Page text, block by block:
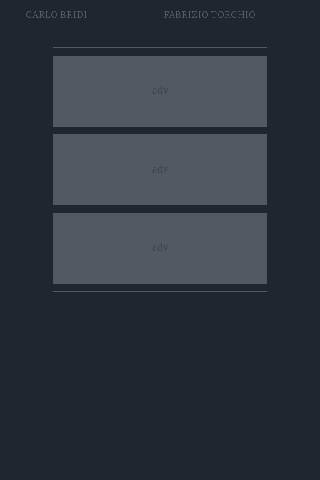
CARLO BRIDI FABRIZIO TORCHIO